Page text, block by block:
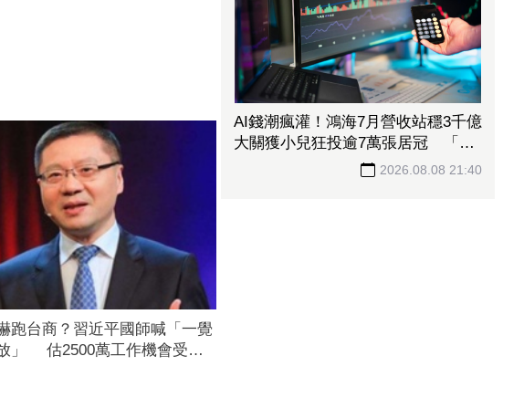
跑台商？習近平國師喊「一覺
」 估2500萬工作機會受影
AI錢潮瘋灌！鴻海7月營收站穩3千億
大關獲小兒狂投逾7萬張居冠 「這
檔」單月營收首跨9千億、法說前夕
2026.08.08 21:40